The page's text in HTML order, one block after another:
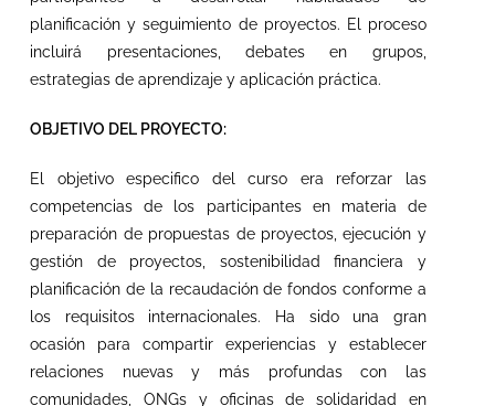
planificación y seguimiento de proyectos. El proceso
incluirá presentaciones, debates en grupos,
estrategias de aprendizaje y aplicación práctica.
OBJETIVO DEL PROYECTO:
El objetivo especifico del curso era reforzar las
competencias de los participantes en materia de
preparación de propuestas de proyectos, ejecución y
gestión de proyectos, sostenibilidad financiera y
planificación de la recaudación de fondos conforme a
los requisitos internacionales. Ha sido una gran
ocasión para compartir experiencias y establecer
relaciones nuevas y más profundas con las
comunidades, ONGs y oficinas de solidaridad en